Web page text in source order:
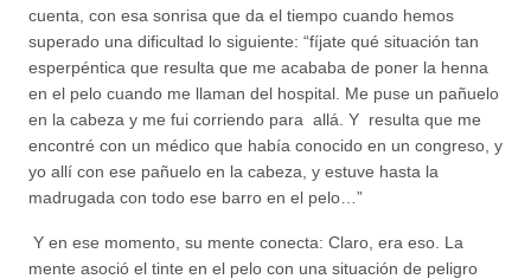
cuenta, con esa sonrisa que da el tiempo cuando hemos
superado una dificultad lo siguiente: “fíjate qué situación tan
esperpéntica que resulta que me acababa de poner la henna
en el pelo cuando me llaman del hospital. Me puse un pañuelo
en la cabeza y me fui corriendo para allá. Y resulta que me
encontré con un médico que había conocido en un congreso, y
yo allí con ese pañuelo en la cabeza, y estuve hasta la
madrugada con todo ese barro en el pelo…”
Y en ese momento, su mente conecta: Claro, era eso. La
mente asoció el tinte en el pelo con una situación de peligro